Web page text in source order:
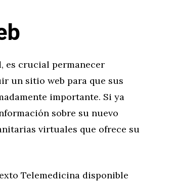
es crucial permanecer
un sitio web para que sus
importante. Si ya
sobre su nuevo
virtuales que ofrece su
Telemedicina disponible